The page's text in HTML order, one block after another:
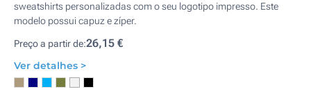
sweatshirts personalizadas com o seu logotipo impresso. Este
modelo possui capuz e zíper.
Preço a partir de:26,15 €
Ver detalhes >